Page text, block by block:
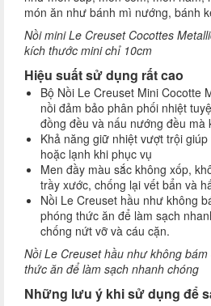
món ăn như bánh mì nướng, bánh
Nồi mini Le Creuset Cocottes
kích thước mini chỉ 10cm
Hiệu suất sử dụng rất cao
Bộ Nồi Le Creuset Mini Cocotte
nồi đảm bảo phân phối nhiệt
đồng đều và nấu nướng đều mà
Khả năng giữ nhiệt vượt trội
hoặc lạnh khi phục vụ
Men đầy màu sắc không xốp,
trầy xước, chống lại vết bẩn và
Nồi Le Creuset hầu như không
phóng thức ăn để làm sạch
chống nứt vỡ và cáu cặn.
Nồi Le Creuset hầu như không
thức ăn để làm sạch nhanh chóng
Những lưu ý khi sử dụng để